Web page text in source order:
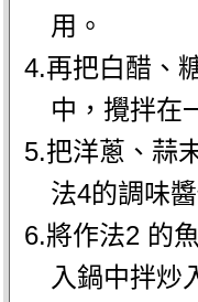
用。
4.再把白醋、
中，攪拌在
5.把洋蔥、蒜
法4的調味
6.將作法2 的
入鍋中拌炒